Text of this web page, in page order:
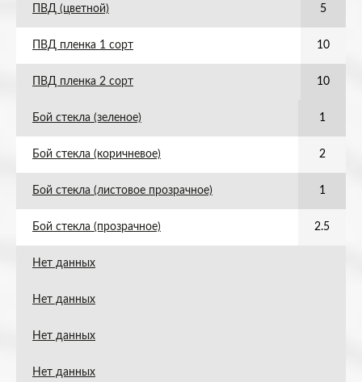
ПВД (цветной) 5
ПВД пленка 1 сорт 10
ПВД пленка 2 сорт 10
Бой стекла (зеленое) 1
Бой стекла (коричневое) 2
Бой стекла (листовое прозрачное) 1
Бой стекла (прозрачное) 2.5
Нет данных
Нет данных
Нет данных
Нет данных